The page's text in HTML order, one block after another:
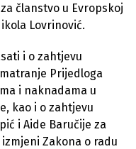
članstvo u Evropskoj
Lovrinović.
i o zahtjevu
Prijedloga
i naknadama u
kao i o zahtjevu
i Aide Baručije za
Zakona o radu